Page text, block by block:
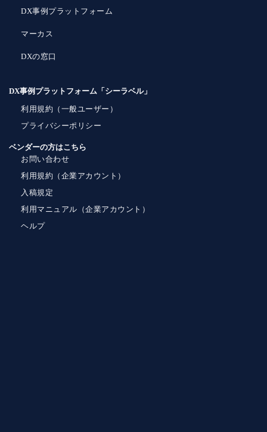
DX事例プラットフォーム
マーカス
DXの窓口
DX事例プラットフォーム「シーラベル」
利用規約（一般ユーザー）
プライバシーポリシー
ベンダーの方はこちら
お問い合わせ
利用規約（企業アカウント）
入稿規定
利用マニュアル（企業アカウント）
ヘルプ